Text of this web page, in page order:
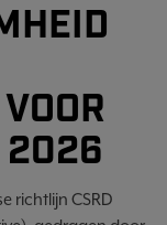
2026
richtlijn CSRD